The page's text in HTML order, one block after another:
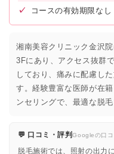
✓ コースの有効期限なし
湘南美容クリニック金沢
3Fにあり、アクセス抜群
しており、痛みに配慮し
す。経験豊富な医師が在
ンセリングで、最適な脱
💬 口コミ・評判Googleの口
脱毛施術では、照射の出力